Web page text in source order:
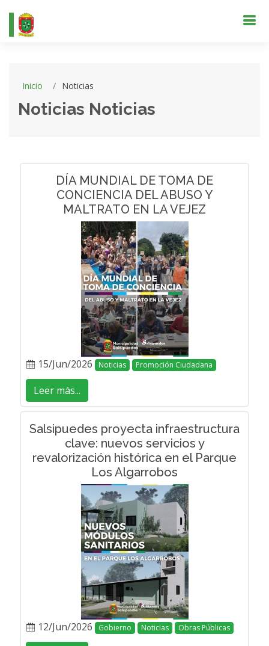
Inicio Noticias
Noticias Noticias
DÍA MUNDIAL DE TOMA DE
CONCIENCIA DEL ABUSO Y
MALTRATO EN LA VEJEZ
15/Jun/2026 Noticias Promoción Ciudadana
Leer más...
Salsipuedes proyecta infraestructura
clave: nuevos servicios y
revalorización histórica en el Parque
Los Algarrobos
12/Jun/2026 Gobierno Noticias Obras Públicas